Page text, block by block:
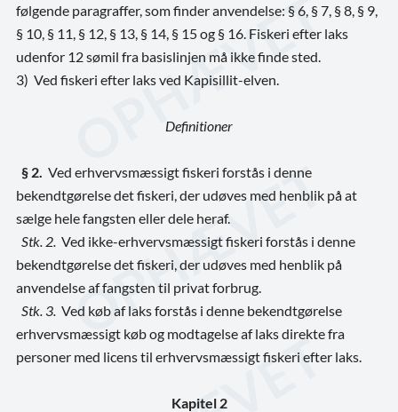
følgende paragraffer, som finder anvendelse: § 6, § 7, § 8, § 9,
§ 10, § 11, § 12, § 13, § 14, § 15 og § 16. Fiskeri efter laks
udenfor 12 sømil fra basislinjen må ikke finde sted.
3) Ved fiskeri efter laks ved Kapisillit-elven.
Definitioner
§ 2. Ved erhvervsmæssigt fiskeri forstås i denne
bekendtgørelse det fiskeri, der udøves med henblik på at
sælge hele fangsten eller dele heraf.
Stk. 2. Ved ikke-erhvervsmæssigt fiskeri forstås i denne
bekendtgørelse det fiskeri, der udøves med henblik på
anvendelse af fangsten til privat forbrug.
Stk. 3. Ved køb af laks forstås i denne bekendtgørelse
erhvervsmæssigt køb og modtagelse af laks direkte fra
personer med licens til erhvervsmæssigt fiskeri efter laks.
Kapitel 2